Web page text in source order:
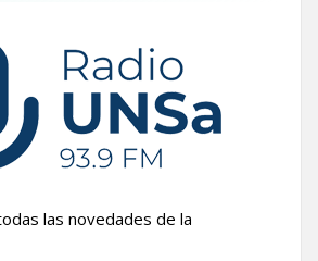
las novedades de la